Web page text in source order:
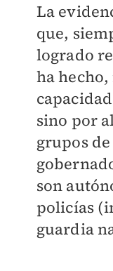
La
que,
logrado
ha
sino por
grupos
son
policías
guardia